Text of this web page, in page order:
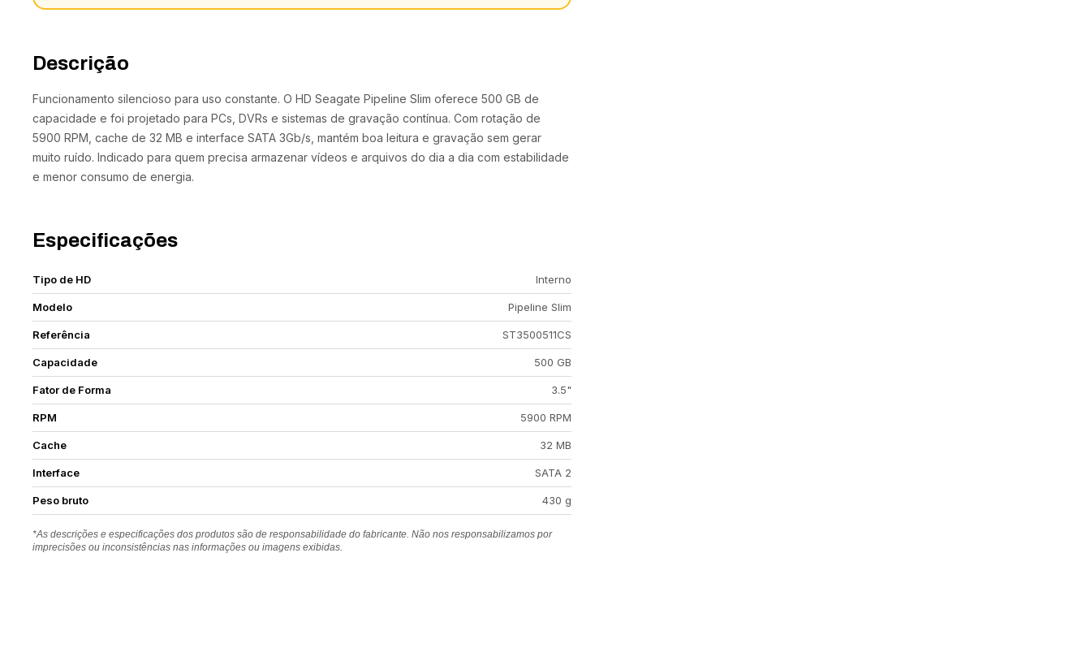
Descrição
Funcionamento silencioso para uso constante. O HD Seagate Pipeline Slim oferece 500 GB de
capacidade e foi projetado para PCs, DVRs e sistemas de gravação contínua. Com rotação de
5900 RPM, cache de 32 MB e interface SATA 3Gb/s, mantém boa leitura e gravação sem gerar
muito ruído. Indicado para quem precisa armazenar vídeos e arquivos do dia a dia com estabilidade
e menor consumo de energia.
Especificações
Tipo de HD Interno
Modelo Pipeline Slim
Referência ST3500511CS
Capacidade 500 GB
Fator de Forma 3.5"
RPM 5900 RPM
Cache 32 MB
Interface SATA 2
Peso bruto 430 g
*As descrições e especificações dos produtos são de responsabilidade do fabricante. Não nos responsabilizamos por
imprecisões ou inconsistências nas informações ou imagens exibidas.